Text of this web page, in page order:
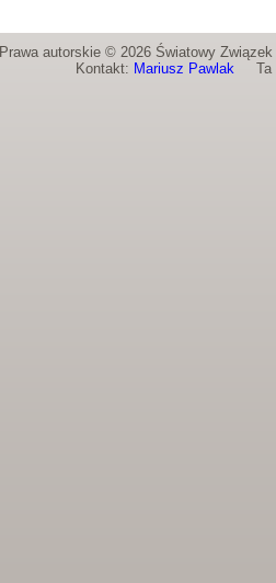
Prawa autorskie © 2026 Światowy
Kontakt: Mariusz PawlakTa